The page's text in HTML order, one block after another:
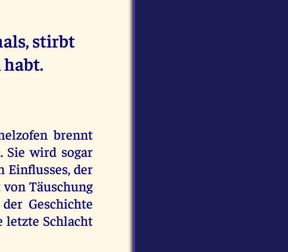
stirbt
brennt
Sie wird sogar
Einflusses, der
Täuschung
Geschichte
letzte Schlacht